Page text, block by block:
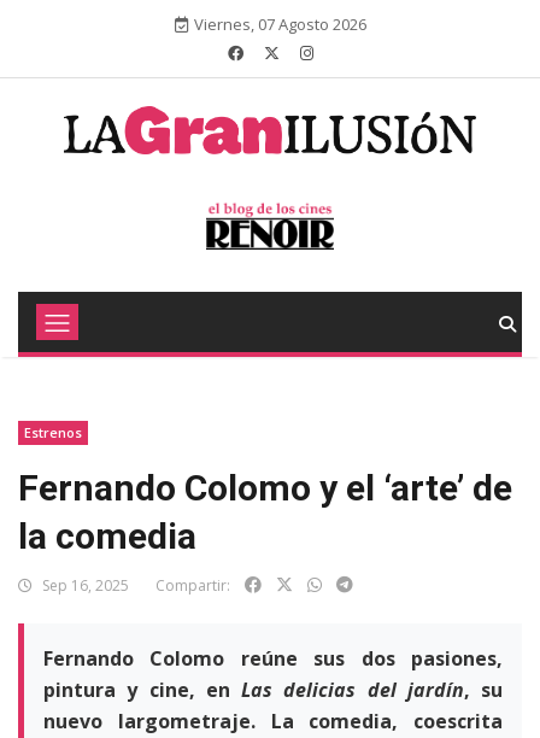
Viernes, 07 Agosto 2026
Estrenos
Fernando Colomo y el ‘arte’ de
la comedia
Sep 16, 2025 Compartir:
Fernando Colomo reúne sus dos pasiones,
pintura y cine, en Las delicias del jardín, su
nuevo largometraje. La comedia, coescrita